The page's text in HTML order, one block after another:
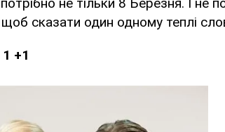
сказати один одному теплі
+1